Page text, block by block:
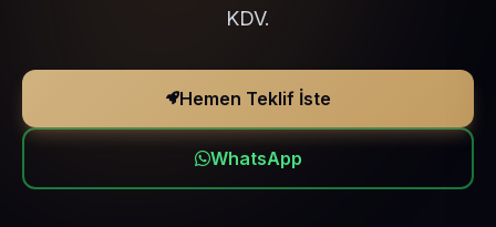
KDV.
Hemen Teklif İste
WhatsApp